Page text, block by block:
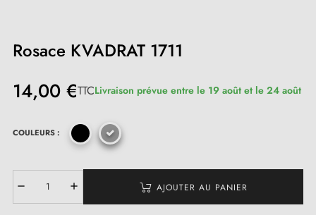
Rosace KVADRAT 1711
14,00 €TTCLivraison prévue entre le 19 août et le 24 août
COULEURS :
AJOUTER AU PANIER